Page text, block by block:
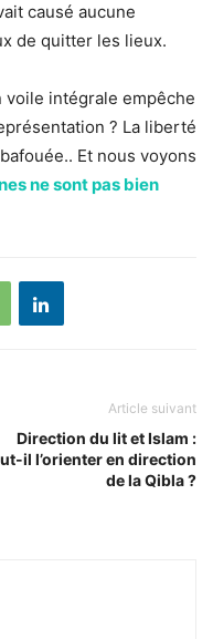
causé aucune
de quitter les lieux.
voile intégrale empêche
? La liberté
Et nous voyons
ne sont pas bien
Article suivant
Direction du lit et Islam :
il l’orienter en direction
de la Qibla ?